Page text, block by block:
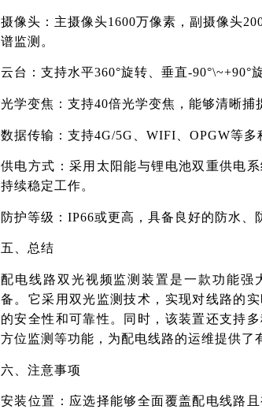
摄像头：主摄像头1600万像素，副摄像头
谱监测。
云台：支持水平360°旋转、垂直-90°\~+90°
光学变焦：支持40倍光学变焦，能够清晰捕
数据传输：支持4G/5G、WIFI、OPGW等多
供电方式：采用太阳能与锂电池双重供电
持续稳定工作。
防护等级：IP66或更高，具备良好的防水、
五、总结
配电线路双光视频监测装置是一款功能强
备。它采用双光监测技术，实现对线路的
的安全性和可靠性。同时，该装置还支持
方位监测等功能，为配电线路的运维提供了
六、注意事项
安装位置：应选择能够全面覆盖配电线路